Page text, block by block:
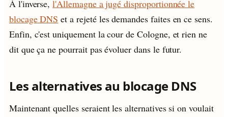
À l'inverse,l'Allemagne a jugé disproportionnée le
blocage DNS et a rejeté les demandes faites en ce sens.
Enfin, c'est uniquement la cour de Cologne, et rien ne
dit que ça ne pourrait pas évoluer dans le futur.
Les alternatives au blocage DNS
Maintenant quelles seraient les alternatives si on voulait